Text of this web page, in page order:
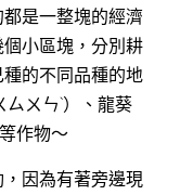
是一整塊的經濟
小區塊，分別耕
的不同品種的地
ㄨㄣˋ）、龍葵
作物～
因為有著旁邊現